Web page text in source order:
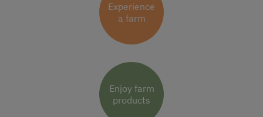
Experience
a farm
Enjoy farm
products